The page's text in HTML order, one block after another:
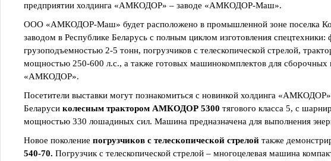
предприятии холдинга «АМКОДОР» – заводе «АМКОДОР-Маш».
ООО «АМКОДОР-Маш» будет расположено в промышленной зоне поселка
заводом в Республике Беларусь с полным циклом изготовления
грузоподъемностью 2-5 тонн, погрузчиков с телескопической стрелой,
мощностью 250-600 л.с., а также готовых машинокомплектов для сборочных
«АМКОДОР».
Посетители выставки могут познакомиться с новинкой холдинга
Беларуси колесным трактором АМКОДОР 5300 тягового класса 5, с
мощностью 330 лошадиных сил. Машина предназначена для выполнения
Новое поколение погрузчиков с телескопической стрелой также
540-70. Погрузчик с телескопической стрелой – многоцелевая машина